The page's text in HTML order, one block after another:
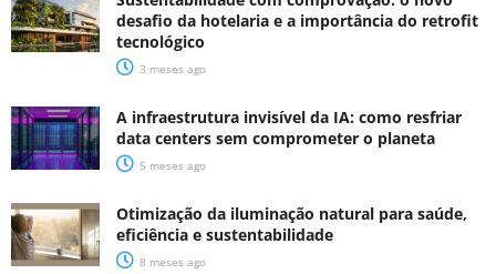
desafio da hotelaria e a importância do retrofit
tecnológico
3 meses ago
A infraestrutura invisível da IA: como resfriar
data centers sem comprometer o planeta
5 meses ago
Otimização da iluminação natural para saúde,
eficiência e sustentabilidade
8 meses ago